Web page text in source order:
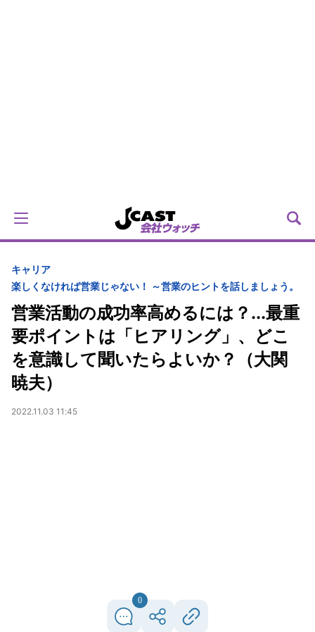
キャリア
楽しくなければ営業じゃない！ ～営業のヒントを話しましょう。
営業活動の成功率高めるには？...最重
要ポイントは「ヒアリング」、どこ
を意識して聞いたらよいか？（大関
暁夫）
2022.11.03 11:45
0